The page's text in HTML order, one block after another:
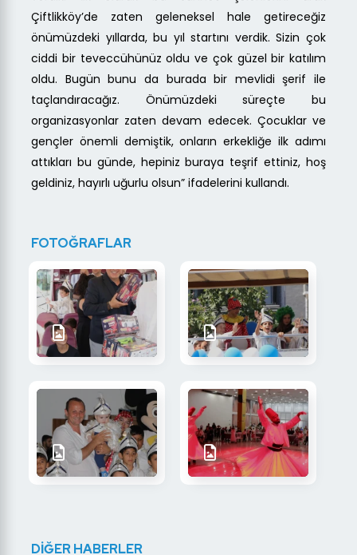
Çiftlikköy’de zaten geleneksel hale getireceğiz
önümüzdeki yıllarda, bu yıl startını verdik. Sizin çok
ciddi bir teveccühünüz oldu ve çok güzel bir katılım
oldu. Bugün bunu da burada bir mevlidi şerif ile
taçlandıracağız. Önümüzdeki süreçte bu
organizasyonlar zaten devam edecek. Çocuklar ve
gençler önemli demiştik, onların erkekliğe ilk adımı
attıkları bu günde, hepiniz buraya teşrif ettiniz, hoş
geldiniz, hayırlı uğurlu olsun” ifadelerini kullandı.
FOTOĞRAFLAR
DİĞER HABERLER